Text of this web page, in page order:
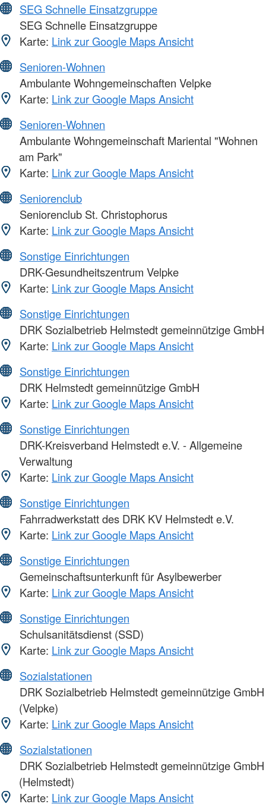
SEG Schnelle Einsatzgruppe
SEG Schnelle Einsatzgruppe
Karte: Link zur Google Maps Ansicht
Senioren-Wohnen
Ambulante Wohngemeinschaften Velpke
Karte: Link zur Google Maps Ansicht
Senioren-Wohnen
Ambulante Wohngemeinschaft Mariental "Wohnen
am Park"
Karte: Link zur Google Maps Ansicht
Seniorenclub
Seniorenclub St. Christophorus
Karte: Link zur Google Maps Ansicht
Sonstige Einrichtungen
DRK-Gesundheitszentrum Velpke
Karte: Link zur Google Maps Ansicht
Sonstige Einrichtungen
DRK Sozialbetrieb Helmstedt gemeinnützige GmbH
Karte: Link zur Google Maps Ansicht
Sonstige Einrichtungen
DRK Helmstedt gemeinnützige GmbH
Karte: Link zur Google Maps Ansicht
Sonstige Einrichtungen
DRK-Kreisverband Helmstedt e.V. - Allgemeine
Verwaltung
Karte: Link zur Google Maps Ansicht
Sonstige Einrichtungen
Fahrradwerkstatt des DRK KV Helmstedt e.V.
Karte: Link zur Google Maps Ansicht
Sonstige Einrichtungen
Gemeinschaftsunterkunft für Asylbewerber
Karte: Link zur Google Maps Ansicht
Sonstige Einrichtungen
Schulsanitätsdienst (SSD)
Karte: Link zur Google Maps Ansicht
Sozialstationen
DRK Sozialbetrieb Helmstedt gemeinnützige GmbH
(Velpke)
Karte: Link zur Google Maps Ansicht
Sozialstationen
DRK Sozialbetrieb Helmstedt gemeinnützige GmbH
(Helmstedt)
Karte: Link zur Google Maps Ansicht